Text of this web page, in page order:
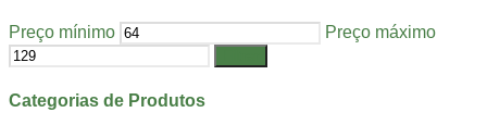
Preço mínimo Preço máximo
Categorias de Produtos